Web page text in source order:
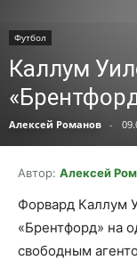
Футбол
Каллум
Алексей Романов -
Автор: Алексей
Форвард Каллум
«Брентфорд» на
свободным